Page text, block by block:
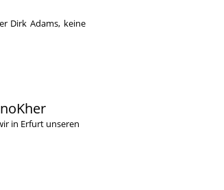
Dirk Adams, keine
in Erfurt unseren